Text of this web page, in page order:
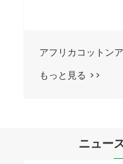
ニュー